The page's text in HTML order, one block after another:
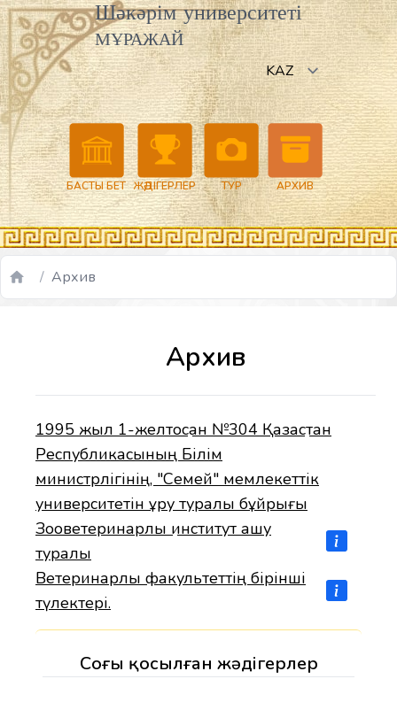
Шәкәрім университеті
МҰРАЖАЙ
БАСТЫ БЕТ ЖӘДІГЕРЛЕР ТУР АРХИВ
/ Архив
Архив
1995 жыл 1-желтоқсан №304 Қазақстан
Республикасының Білім
министрлігінің, "Семей" мемлекеттік
университетін құру туралы бұйрығы
Зооветеринарлық институт ашу
туралы
Ветеринарлық факультеттің бірінші
түлектері.
Соңғы қосылған жәдігерлер